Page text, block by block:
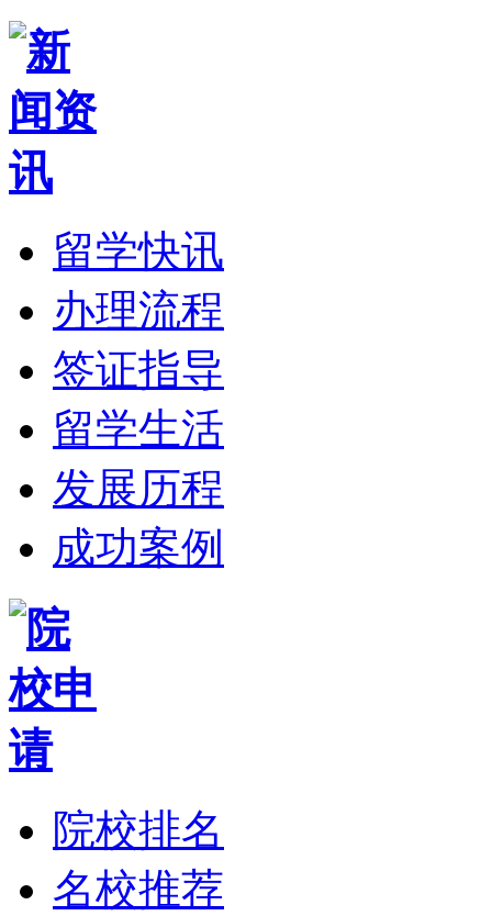
留学快讯
办理流程
签证指导
留学生活
发展历程
成功案例
院校排名
名校推荐